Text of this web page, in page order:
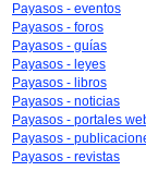
Payasos - eventos
Payasos - foros
Payasos - guías
Payasos - leyes
Payasos - libros
Payasos - noticias
Payasos - portales
Payasos -
Payasos - revistas